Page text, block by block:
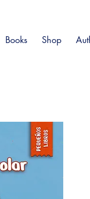
Books Shop